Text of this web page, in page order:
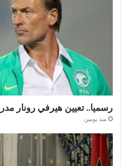
رسميا.. تعيين هيرفي رونار
منذ يومين